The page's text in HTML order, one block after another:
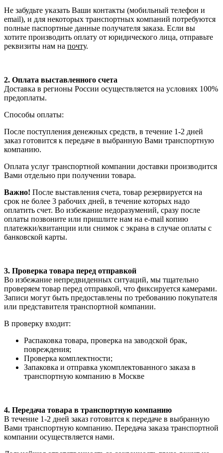
Не забудьте указать Ваши контакты (мобильный телефон и
email), и для некоторых транспортных компаний потребуются
полные паспортные данные получателя заказа. Если вы
хотите производить оплату от юридического лица, отправьте
реквизиты нам на почту.
2. Оплата выставленного счета
Доставка в регионы России осуществляется на условиях 100%
предоплаты.
Способы оплаты:
После поступления денежных средств, в течение 1-2 дней
заказ готовится к передаче в выбранную Вами транспортную
компанию.
Оплата услуг транспортной компании доставки производится
Вами отдельно при получении товара.
Важно! После выставления счета, товар резервируется на
срок не более 3 рабочих дней, в течение которых надо
оплатить счет. Во избежание недоразумений, сразу после
оплаты позвоните или пришлите нам на e-mail копию
платежки/квитанции или снимок с экрана в случае оплаты с
банковской карты.
3. Проверка товара перед отправкой
Во избежание непредвиденных ситуаций, мы тщательно
проверяем товар перед отправкой, что фиксируется камерами.
Записи могут быть предоставлены по требованию покупателя
или представителя транспортной компании.
В проверку входит:
Распаковка товара, проверка на заводской брак,
повреждения;
Проверка комплектности;
Запаковка и отправка укомплектованного заказа в
транспортную компанию в Москве
4. Передача товара в транспортную компанию
В течение 1-2 дней заказ готовится к передаче в выбранную
Вами транспортную компанию. Передача заказа транспортной
компании осуществляется нами.